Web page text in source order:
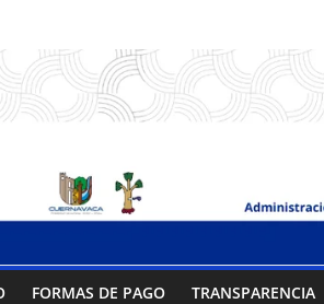
FORMAS DE PAGO TRANSPARENCIA